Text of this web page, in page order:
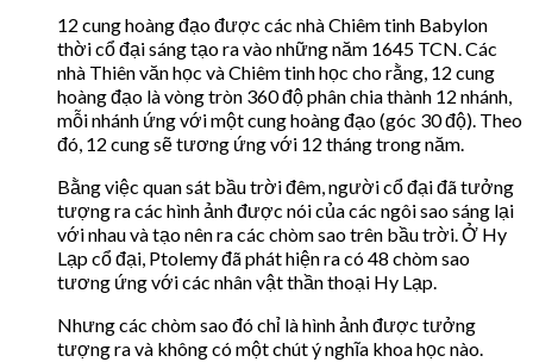
12 cung hoàng đạo được các nhà Chiêm tinh Babylon
thời cổ đại sáng tạo ra vào những năm 1645 TCN. Các
nhà Thiên văn học và Chiêm tinh học cho rằng, 12 cung
hoàng đạo là vòng tròn 360 độ phân chia thành 12 nhánh,
mỗi nhánh ứng với một cung hoàng đạo (góc 30 độ). Theo
đó, 12 cung sẽ tương ứng với 12 tháng trong năm.
Bằng việc quan sát bầu trời đêm, người cổ đại đã tưởng
tượng ra các hình ảnh được nói của các ngôi sao sáng lại
với nhau và tạo nên ra các chòm sao trên bầu trời. Ở Hy
Lạp cổ đại, Ptolemy đã phát hiện ra có 48 chòm sao
tương ứng với các nhân vật thần thoại Hy Lạp.
Nhưng các chòm sao đó chỉ là hình ảnh được tưởng
tượng ra và không có một chút ý nghĩa khoa học nào.